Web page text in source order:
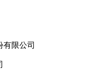
有限公司